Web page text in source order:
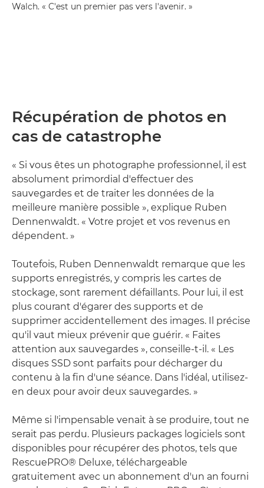
Walch. « C'est un premier pas vers l'avenir. »
Récupération de photos en
cas de catastrophe
« Si vous êtes un photographe professionnel, il est
absolument primordial d'effectuer des
sauvegardes et de traiter les données de la
meilleure manière possible », explique Ruben
Dennenwaldt. « Votre projet et vos revenus en
dépendent. »
Toutefois, Ruben Dennenwaldt remarque que les
supports enregistrés, y compris les cartes de
stockage, sont rarement défaillants. Pour lui, il est
plus courant d'égarer des supports et de
supprimer accidentellement des images. Il précise
qu'il vaut mieux prévenir que guérir. « Faites
attention aux sauvegardes », conseille-t-il. « Les
disques SSD sont parfaits pour décharger du
contenu à la fin d'une séance. Dans l'idéal, utilisez-
en deux pour avoir deux sauvegardes. »
Même si l'impensable venait à se produire, tout ne
serait pas perdu. Plusieurs packages logiciels sont
disponibles pour récupérer des photos, tels que
RescuePRO® Deluxe, téléchargeable
gratuitement avec un abonnement d'un an fourni